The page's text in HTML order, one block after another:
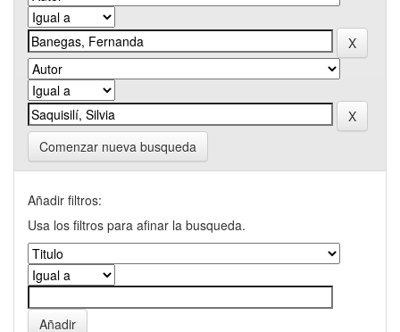
Comenzar nueva busqueda
Añadir filtros:
Usa los filtros para afinar la busqueda.